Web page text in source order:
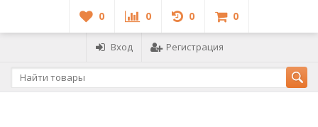
0 0 0 0
Вход Регистрация